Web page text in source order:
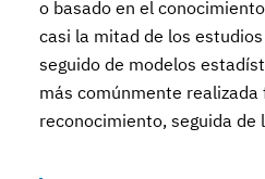
o basado en el
casi la mitad de los
seguido de modelos
más comúnmente realizada
reconocimiento, seguida de